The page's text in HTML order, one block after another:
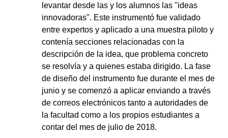
levantar desde las y los alumnos las "ideas
innovadoras". Este instrumentó fue validado
entre expertos y aplicado a una muestra piloto y
contenía secciones relacionadas con la
descripción de la idea, que problema concreto
se resolvía y a quienes estaba dirigido. La fase
de diseño del instrumento fue durante el mes de
junio y se comenzó a aplicar enviando a través
de correos electrónicos tanto a autoridades de
la facultad como a los propios estudiantes a
contar del mes de julio de 2018.